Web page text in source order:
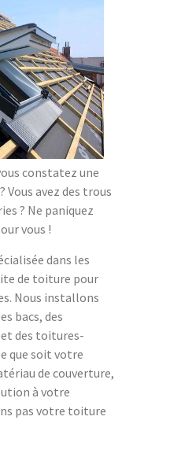
constatez une
avez des trous
? Ne paniquez
vous !
dans les
de toiture pour
Nous installons
bacs, des
des toitures-
que soit votre
de couverture,
à votre
pas votre toiture